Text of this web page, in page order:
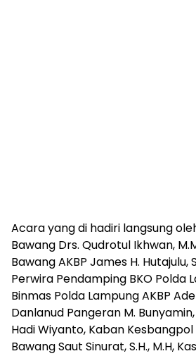
Acara yang di hadiri langsung
Bawang Drs. Qudrotul Ikhwan,
Bawang AKBP James H. Hutajulu,
Perwira Pendamping BKO Polda
Binmas Polda Lampung AKBP Ade
Danlanud Pangeran M. Bunyamin,
Hadi Wiyanto, Kaban
Bawang Saut Sinurat, S.H., M.H,